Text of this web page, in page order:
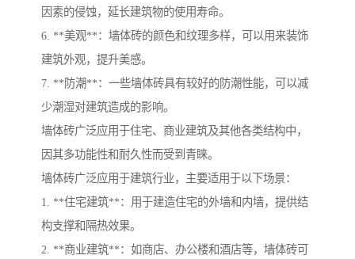
因素的侵蚀，延长建筑物的使用寿命。
6. **美观**：墙体砖的颜色和纹理多样，可以用来装饰
建筑外观，提升美感。
7. **防潮**：一些墙体砖具有较好的防潮性能，可以减
少潮湿对建筑造成的影响。
墙体砖广泛应用于住宅、商业建筑及其他各类结构中，
因其多功能性和耐久性而受到青睐。
墙体砖广泛应用于建筑行业，主要适用于以下场景：
1. **住宅建筑**：用于建造住宅的外墙和内墙，提供结
构支撑和隔热效果。
2. **商业建筑**：如商店、办公楼和酒店等，墙体砖可